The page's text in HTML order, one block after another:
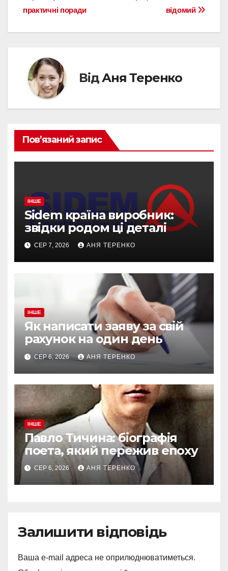
записів
відомий
практичні поради
ВідАня Теренко
Пов’язаний запис
ІНШЕ
Sidem країна виробник:
звідки родом ці деталі
СЕР 7, 2026 АНЯ ТЕРЕНКО
ІНШЕ
Як написати заяву за свій
рахунок на один день
СЕР 6, 2026 АНЯ ТЕРЕНКО
ІНШЕ
Павло Тичина: біографія
поета, який пережив епоху
СЕР 6, 2026 АНЯ ТЕРЕНКО
Залишити відповідь
Ваша e-mail адреса не оприлюднюватиметься.